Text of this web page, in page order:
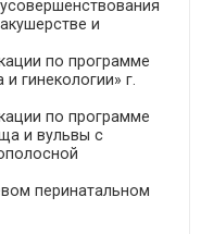
и
по программе
гинекологии» г.
по программе
и вульвы с
перинатальном